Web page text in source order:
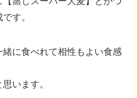
す。
に食べれて相性もよい食感
います。